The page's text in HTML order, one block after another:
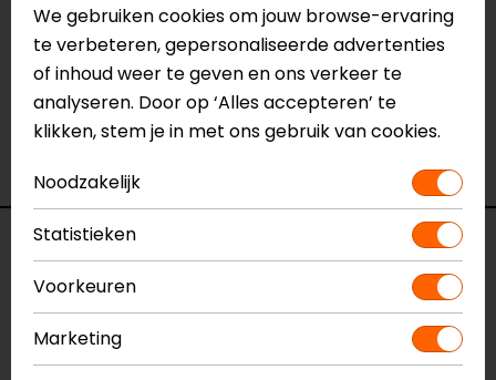
Neem dancontactmet ons op of kom langs in één
vanonze winkelsin Breda, Capelle aan den IJssel,
Eindhoven, Vianen of Apeldoorn. In de winkels kun je
het product bekijken & passen en staan onze
verkoopmedewerkers voor je klaar met advies.
Specificaties
Model
139-480
We gebruiken cookies om jouw browse-ervaring
te verbeteren, gepersonaliseerde advertenties
of inhoud weer te geven en ons verkeer te
analyseren. Door op ‘Alles accepteren’ te
klikken, stem je in met ons gebruik van cookies.
Noodzakelijk
Statistieken
Voorkeuren
Marketing